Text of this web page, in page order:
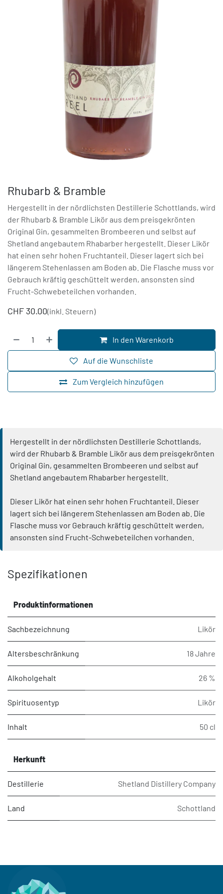
Rhubarb & Bramble
Hergestellt in der nördlichsten Destillerie Schottlands, wird
der Rhubarb & Bramble Likör aus dem preisgekrönten
Original Gin, gesammelten Brombeeren und selbst auf
Shetland angebautem Rhabarber hergestellt. Dieser Likör
hat einen sehr hohen Fruchtanteil. Dieser lagert sich bei
längerem Stehenlassen am Boden ab. Die Flasche muss vor
Gebrauch kräftig geschüttelt werden, ansonsten sind
Frucht-Schwebeteilchen vorhanden.
CHF 30.00(inkl. Steuern)
In den Warenkorb
Zum Vergleich hinzufügen
Auf die Wunschliste
Hergestellt in der nördlichsten Destillerie Schottlands,
wird der Rhubarb & Bramble Likör aus dem preisgekrönten
Original Gin, gesammelten Brombeeren und selbst auf
Shetland angebautem Rhabarber hergestellt.
Dieser Likör hat einen sehr hohen Fruchtanteil. Dieser
lagert sich bei längerem Stehenlassen am Boden ab. Die
Flasche muss vor Gebrauch kräftig geschüttelt werden,
ansonsten sind Frucht-Schwebeteilchen vorhanden.
Spezifikationen
Produktinformationen
Sachbezeichnung Likör
Altersbeschränkung 18 Jahre
Alkoholgehalt 26 %
Spirituosentyp Likör
Inhalt 50 cl
Herkunft
Destillerie Shetland Distillery Company
Land Schottland